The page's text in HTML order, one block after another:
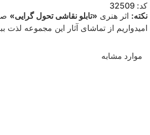
کد: 32509
نکته: اثر هنری «تابلو نقاشی تحول گرایی»
امیدواریم از تماشای آثار این مجموعه لذت
موارد مشابه